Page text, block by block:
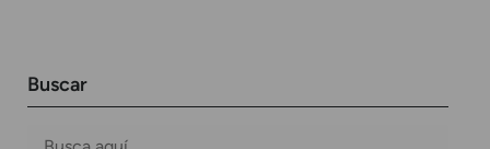
Buscar